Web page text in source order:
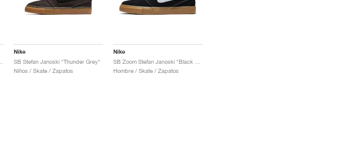
Nike
SB Stefan Janoski "Thunder Grey"
Niños / Skate / Zapatos
Nike
Hombre / Skate / Zapatos